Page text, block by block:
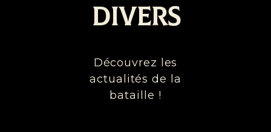
DIVERS
Découvrez les
actualités de la
bataille !